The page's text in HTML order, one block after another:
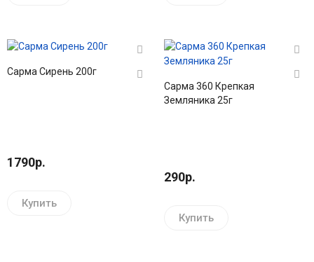
Сарма Сирень 200г
1790р.
Купить
Сарма 360 Крепкая
Земляника 25г
290р.
Купить